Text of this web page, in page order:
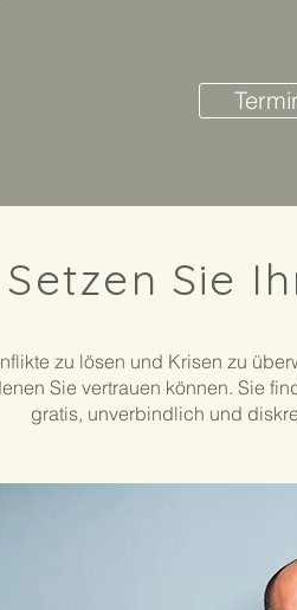
Setzen Sie
zu lösen und Krisen zu
Sie vertrauen können. Sie
gratis, unverbindlich und